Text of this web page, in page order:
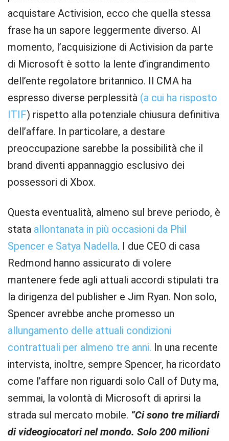
acquistare Activision, ecco che quella stessa
frase ha un sapore leggermente diverso. Al
momento, l’acquisizione di Activision da parte
di Microsoft è sotto la lente d’ingrandimento
dell’ente regolatore britannico. Il CMA ha
espresso diverse perplessità (a cui ha risposto
ITIF) rispetto alla potenziale chiusura definitiva
dell’affare. In particolare, a destare
preoccupazione sarebbe la possibilità che il
brand diventi appannaggio esclusivo dei
possessori di Xbox.
Questa eventualità, almeno sul breve periodo, è
stata allontanata in più occasioni da Phil
Spencer e Satya Nadella. I due CEO di casa
Redmond hanno assicurato di volere
mantenere fede agli attuali accordi stipulati tra
la dirigenza del publisher e Jim Ryan. Non solo,
Spencer avrebbe anche promesso un
allungamento delle attuali condizioni
contrattuali per almeno tre anni. In una recente
intervista, inoltre, sempre Spencer, ha ricordato
come l’affare non riguardi solo Call of Duty ma,
semmai, la volontà di Microsoft di aprirsi la
strada sul mercato mobile. “Ci sono tre miliardi
di videogiocatori nel mondo. Solo 200 milioni